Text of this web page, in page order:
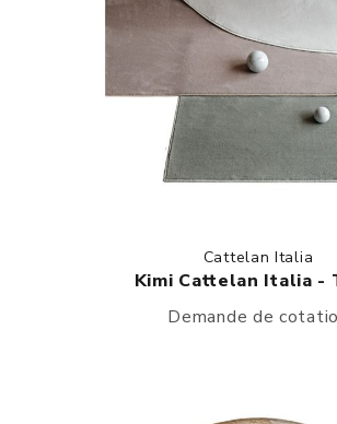
Cattelan Italia
Kimi Cattelan Italia -
Demande de